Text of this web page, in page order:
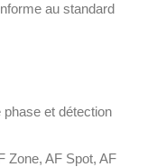
au standard
et détection
Zone, AF Spot, AF